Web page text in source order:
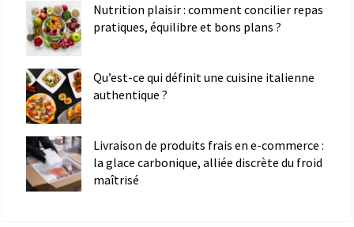
Nutrition plaisir : comment concilier repas
pratiques, équilibre et bons plans ?
Qu’est-ce qui définit une cuisine italienne
authentique ?
Livraison de produits frais en e-commerce :
la glace carbonique, alliée discrète du froid
maîtrisé